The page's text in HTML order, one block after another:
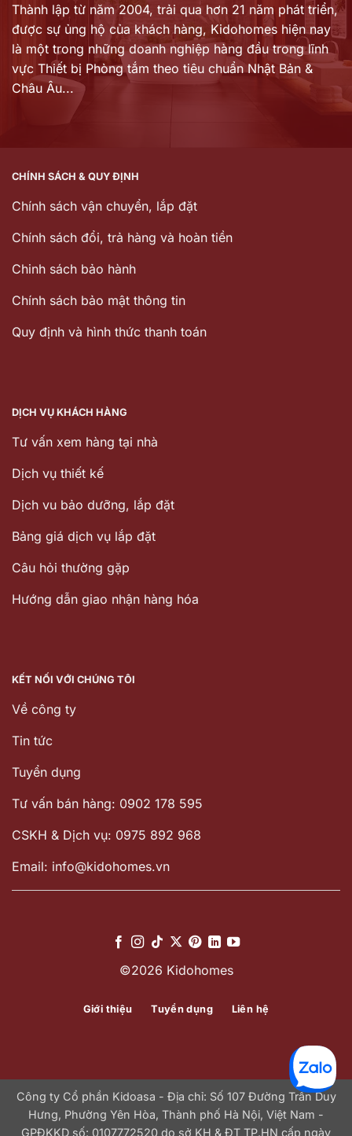
Thành lập từ năm 2004, trải qua hơn 21 năm phát triển,
được sự ủng hộ của khách hàng, Kidohomes hiện nay
là một trong những doanh nghiệp hàng đầu trong lĩnh
vực Thiết bị Phòng tắm theo tiêu chuẩn Nhật Bản &
Châu Âu...
CHÍNH SÁCH & QUY ĐỊNH
Chính sách vận chuyển, lắp đặt
Chính sách đổi, trả hàng và hoàn tiền
Chinh sách bảo hành
Chính sách bảo mật thông tin
Quy định và hình thức thanh toán
DỊCH VỤ KHÁCH HÀNG
Tư vấn xem hàng tại nhà
Dịch vụ thiết kế
Dịch vu bảo dưỡng, lắp đặt
Bảng giá dịch vụ lắp đặt
Câu hỏi thường gặp
Hướng dẫn giao nhận hàng hóa
KẾT NỐI VỚI CHÚNG TÔI
Về công ty
Tin tức
Tuyển dụng
Tư vấn bán hàng: 0902 178 595
CSKH & Dịch vụ: 0975 892 968
Email: info@kidohomes.vn
©2026 Kidohomes
Giới thiệu Tuyển dụng Liên hệ
Công ty Cổ phần Kidoasa - Địa chỉ: Số 107 Đường Trần Duy
Hưng, Phường Yên Hòa, Thành phố Hà Nội, Việt Nam -
GPĐKKD số: 0107772520 do sở KH & ĐT TP.HN cấp ngày